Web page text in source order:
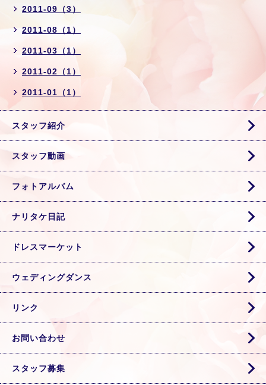
2011-09（3）
2011-08（1）
2011-03（1）
2011-02（1）
2011-01（1）
スタッフ紹介
スタッフ動画
フォトアルバム
ナリタケ日記
ドレスマーケット
ウェディングダンス
リンク
お問い合わせ
スタッフ募集